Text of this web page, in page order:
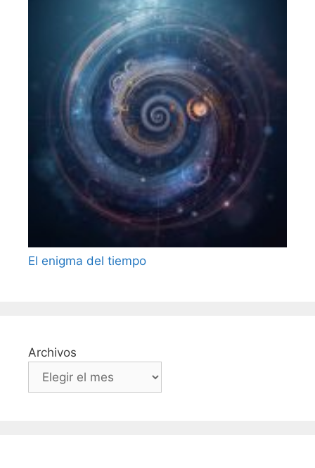
El enigma del tiempo
Archivos